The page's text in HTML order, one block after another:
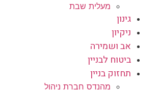
מעלית שבת
גינון
ניקיון
אב ושמירה
ביטוח לבניין
תחזוק בניין
מהנדס חברת ניהול